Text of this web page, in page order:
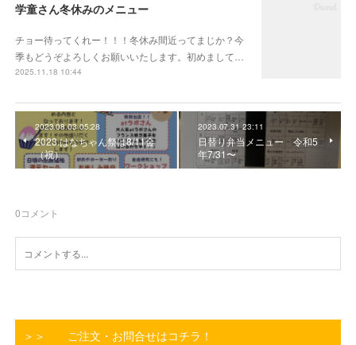
学童さん冬休みのメニュー
チョー待ってくれー！！！冬休み間近ってまじか？今
季もどうぞよろしくお願いいたします。初めまして…
2025.11.18 10:44
2023.08.03 05:28
2023.はなちゃん祭は8/11金
（祝）
2023.07.31 23:11
日替り弁当メニュー 令和5
年7/31〜
0コメント
＞＞ ご注文・お問合せはコチラ！